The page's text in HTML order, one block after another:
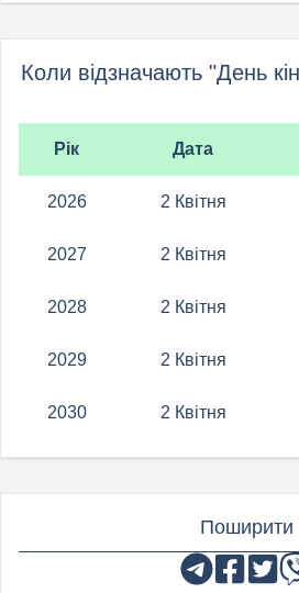
Коли відзначають "День
Рік Дата
2026 2 Квітня
2027 2 Квітня
2028 2 Квітня
2029 2 Квітня
2030 2 Квітня
Поширити